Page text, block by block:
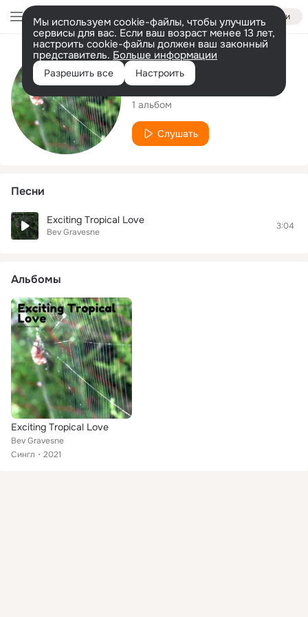
Войти
Мы используем cookie-файлы, чтобы улучшить
сервисы для вас. Если ваш возраст менее 13 лет,
настроить cookie-файлы должен ваш законный
представитель. Больше информации
Разрешить все Настроить
Исполнитель
Bev Gravesne
1 альбом
Слушать
Песни
Exciting Tropical Love
Bev Gravesne
3:04
Альбомы
Exciting Tropical Love
Bev Gravesne
Сингл
2021